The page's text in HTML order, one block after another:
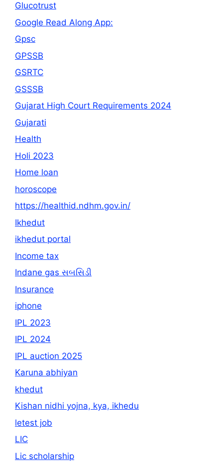
Glucotrust
Google Read Along App:
Gpsc
GPSSB
GSRTC
GSSSB
Gujarat High Court Requirements 2024
Gujarati
Health
Holi 2023
Home loan
horoscope
https://healthid.ndhm.gov.in/
Ikhedut
ikhedut portal
Income tax
Indane gas સબસિડી
Insurance
iphone
IPL 2023
IPL 2024
IPL auction 2025
Karuna abhiyan
khedut
Kishan nidhi yojna, kya, ikhedu
letest job
LIC
Lic scholarship